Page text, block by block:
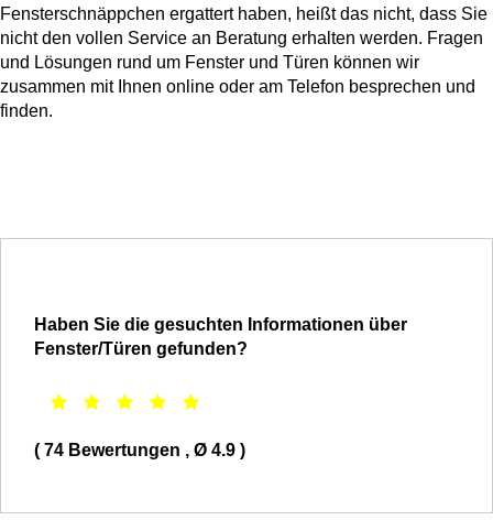
Fensterschnäppchen ergattert haben, heißt das nicht, dass Sie
nicht den vollen Service an Beratung erhalten werden. Fragen
und Lösungen rund um Fenster und Türen können wir
zusammen mit Ihnen online oder am Telefon besprechen und
finden.
Haben Sie die gesuchten Informationen über
Fenster/Türen gefunden?
( 74 Bewertungen , Ø 4.9 )